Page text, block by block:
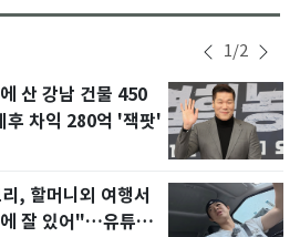
1/2
산 강남 건물 450
차익 280억 '잭팟'
, 할머니외 여행서
잘 있어"…유튜브